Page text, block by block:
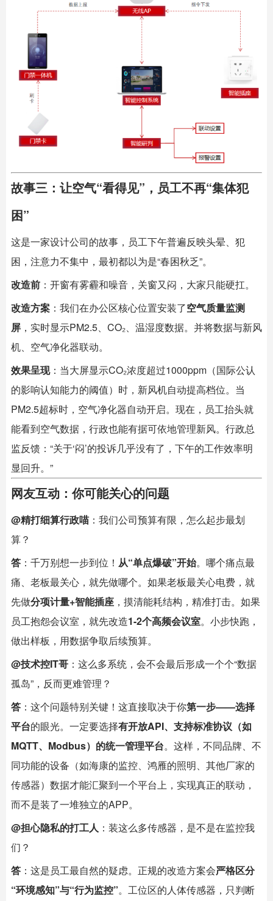
故事三：让空气“看得见”，员工不再“集体犯
困”
这是一家设计公司的故事，员工下午普遍反映头晕、犯
困，注意力不集中，最初都以为是“春困秋乏”。
改造前 ：开窗有雾霾和噪音，关窗又闷，大家只能硬扛。
改造方案 ：我们在办公区核心位置安装了空气质量监测
屏 ，实时显示PM2.5、CO₂、温湿度数据。并将数据与新风
机、空气净化器联动。
效果呈现：当大屏显示CO₂浓度超过1000ppm（国际公认
的影响认知能力的阈值）时，新风机自动提高档位。当
PM2.5超标时，空气净化器自动开启。现在，员工抬头就
能看到空气数据，行政也能有据可依地管理新风。行政总
监反馈：“关于‘闷’的投诉几乎没有了，下午的工作效率明
显回升。”
网友互动：你可能关心的问题
@精打细算行政喵：我们公司预算有限，怎么起步最划
算？
答 ：千万别想一步到位！ 从“单点爆破”开始。哪个痛点最
痛、老板最关心，就先做哪个。如果老板最关心电费，就
先做分项计量+智能插座 ，摸清能耗结构，精准打击。如果
员工抱怨会议室，就先改造1-2个高频会议室。小步快跑，
做出样板，用数据争取后续预算。
@技术控IT哥 ：这么多系统，会不会最后形成一个个“数据
孤岛”，反而更难管理？
答 ：这个问题特别关键！这直接取决于你第一步——选择
平台的眼光。一定要选择有开放API、支持标准协议（如
MQTT、Modbus）的统一管理平台。这样，不同品牌、不
同功能的设备（如海康的监控、鸿雁的照明、其他厂家的
传感器）数据才能汇聚到一个平台上，实现真正的联动，
而不是装了一堆独立的APP。
@担心隐私的打工人 ：装这么多传感器，是不是在监控我
们？
答 ：这是员工最自然的疑虑。正规的改造方案会严格区分
“环境感知”与“行为监控”。工位区的人体传感器，只判断